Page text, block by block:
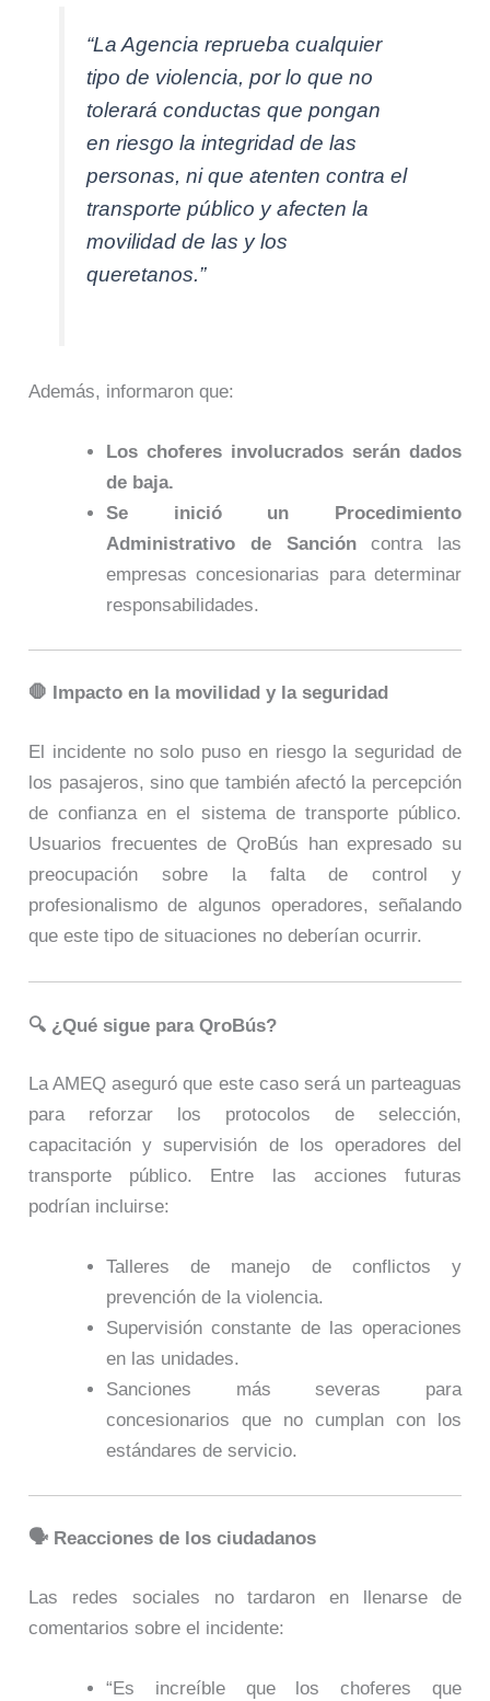
“La Agencia reprueba cualquier
tipo de violencia, por lo que no
tolerará conductas que pongan
en riesgo la integridad de las
personas, ni que atenten contra el
transporte público y afecten la
movilidad de las y los
queretanos.”
Además, informaron que:
Los choferes involucrados serán dados
de baja.
Se inició un Procedimiento
Administrativo de Sancióncontra las
empresas concesionarias para determinar
responsabilidades.
🛑 Impacto en la movilidad y la seguridad
El incidente no solo puso en riesgo la seguridad de
los pasajeros, sino que también afectó la percepción
de confianza en el sistema de transporte público.
Usuarios frecuentes de QroBús han expresado su
preocupación sobre la falta de control y
profesionalismo de algunos operadores, señalando
que este tipo de situaciones no deberían ocurrir.
🔍 ¿Qué sigue para QroBús?
La AMEQ aseguró que este caso será un parteaguas
para reforzar los protocolos de selección,
capacitación y supervisión de los operadores del
transporte público. Entre las acciones futuras
podrían incluirse:
Talleres de manejo de conflictos y
prevención de la violencia.
Supervisión constante de las operaciones
en las unidades.
Sanciones más severas para
concesionarios que no cumplan con los
estándares de servicio.
🗣️ Reacciones de los ciudadanos
Las redes sociales no tardaron en llenarse de
comentarios sobre el incidente:
“Es increíble que los choferes que